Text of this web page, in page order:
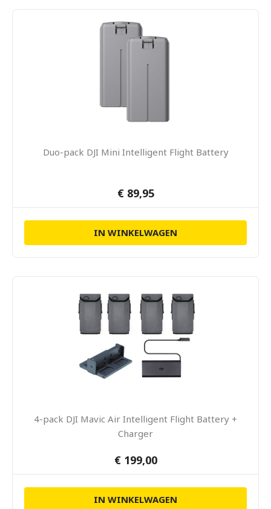
Duo-pack DJI Mini Intelligent Flight Battery
€ 89,95
IN WINKELWAGEN
4-pack DJI Mavic Air Intelligent Flight Battery +
Charger
€ 199,00
IN WINKELWAGEN